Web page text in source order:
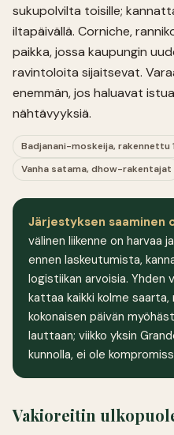
sukupolvilta toisille;
iltapäivällä. Corniche,
paikka, jossa kaupungin
ravintoloita sijaitsevat.
enemmän, jos haluavat
nähtävyyksiä.
Badjanani-moskeija, rakennettu
Vanha satama, dhow-rakentajat
Järjestyksen saaminen
välinen liikenne on harvaa
ennen laskeutumista,
logistiikan arvoisia. Yhden
kattaa kaikki kolme
kokonaisen päivän
lauttaan; viikko yksin
kunnolla, ei ole
Vakioreitin